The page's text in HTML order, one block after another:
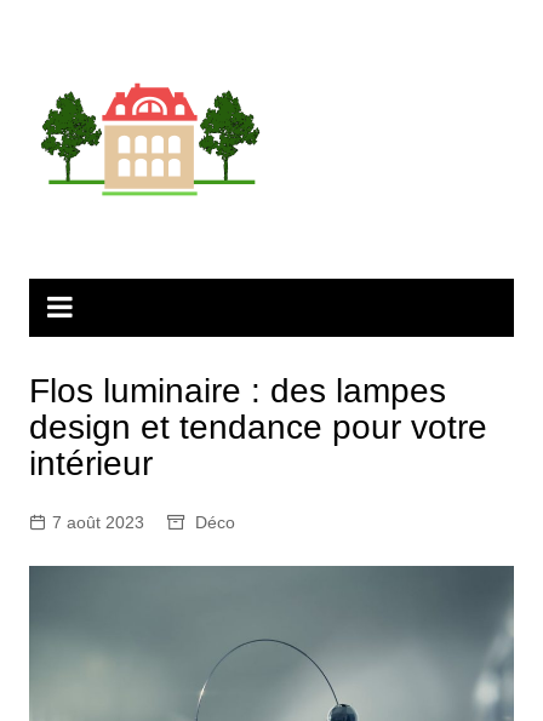
Flos luminaire : des lampes
design et tendance pour votre
intérieur
7 août 2023 Déco